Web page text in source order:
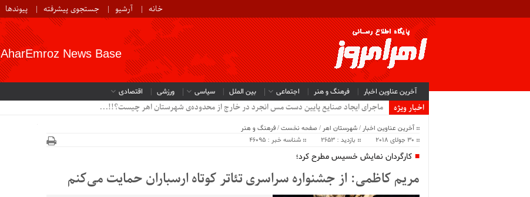
خانه آرشیو جستجوی پیشرفته پیوندها
AharEmroz News Base
آخرین عناوین اخبار فرهنگ و هنر اجتماعی بین الملل سیاسی ورزشی اقتصادی
اخبار ویژه
سیب کش.
آخرین عناوین اخبار /شهرستان اهر /صفحه نخست/فرهنگ و هنر
30 جولای 2018
بازدید : 2653 شناسه خبر : 46095
کارگردان نمایش خسیس مطرح کرد؛
مریم کاظمی: از جشنواره سراسری تئاتر کوتاه ارسباران حمایت می‌کنم